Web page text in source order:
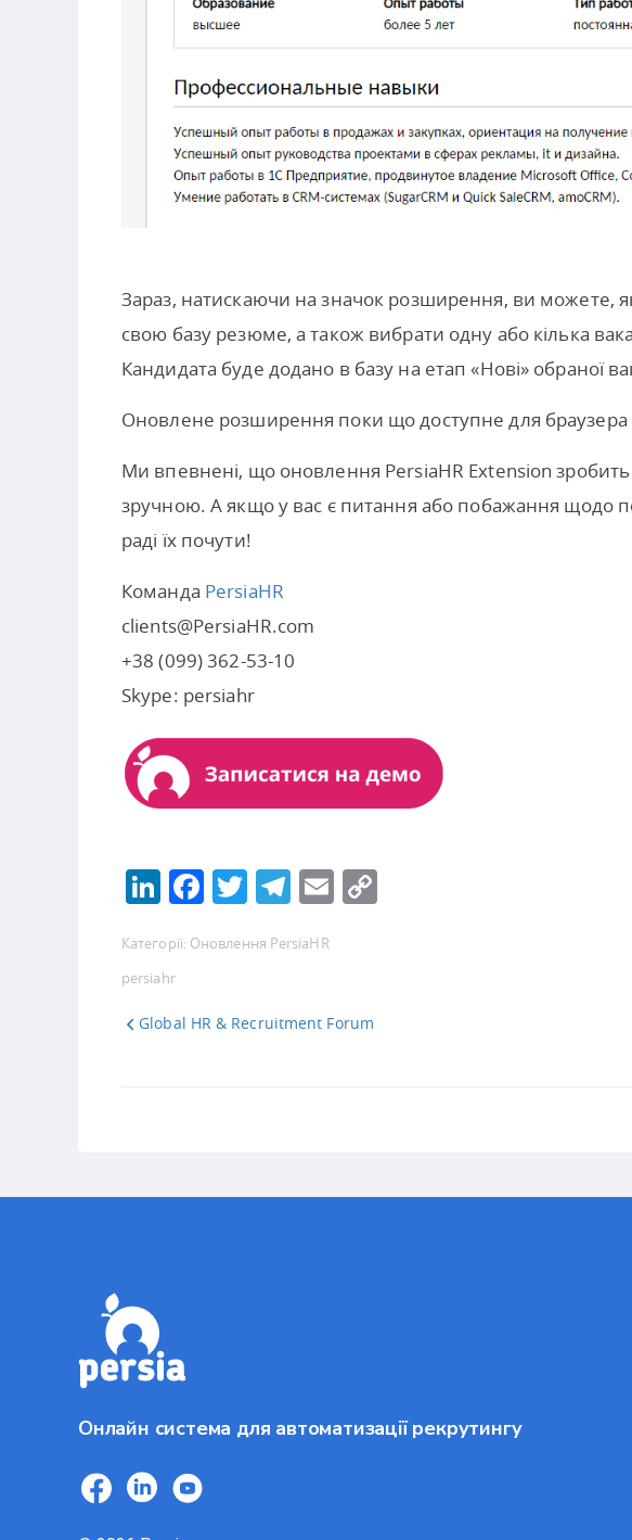
Зараз, натискаючи на значок розширення, ви можете,
свою базу резюме, а також вибрати одну або кілька
Кандидата буде додано в базу на етап «Нові» обраної
Оновлене розширення поки що доступне для браузера
Ми впевнені, що оновлення PersiaHR Extension
зручною. А якщо у вас є питання або побажання щодо
раді їх почути!
Команда PersiaHR
clients@PersiaHR.com
+38 (099) 362-53-10
Skype: persiahr
LinkedIn
Facebook
Twitter
Telegram
Email
Категорії: Оновлення PersiaHR
persiahr
Global HR & Recruitment Forum
Онлайн система для автоматизації рекрутингу